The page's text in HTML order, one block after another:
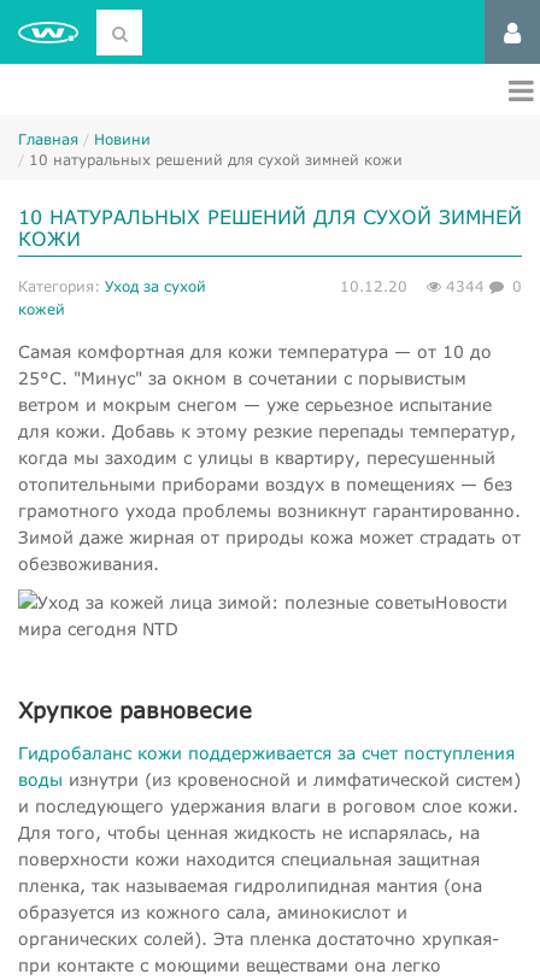
Главная
Новини
10 натуральных решений для сухой зимней кожи
10 НАТУРАЛЬНЫХ РЕШЕНИЙ ДЛЯ СУХОЙ ЗИМНЕЙ
КОЖИ
Категория: Уход за сухой
кожей
10.12.20 4344 0
Самая комфортная для кожи температура — от 10 до
25°С. "Минус" за окном в сочетании с порывистым
ветром и мокрым снегом — уже серьезное испытание
для кожи. Добавь к этому резкие перепады температур,
когда мы заходим с улицы в квартиру, пересушенный
отопительными приборами воздух в помещениях — без
грамотного ухода проблемы возникнут гарантированно.
Зимой даже жирная от природы кожа может страдать от
обезвоживания.
Хрупкое равновесие
Гидробаланс кожи поддерживается за счет поступления
воды изнутри (из кровеносной и лимфатической систем)
и последующего удержания влаги в роговом слое кожи.
Для того, чтобы ценная жидкость не испарялась, на
поверхности кожи находится специальная защитная
пленка, так называемая гидролипидная мантия (она
образуется из кожного сала, аминокислот и
органических солей). Эта пленка достаточно хрупкая-
при контакте с моющими веществами она легко